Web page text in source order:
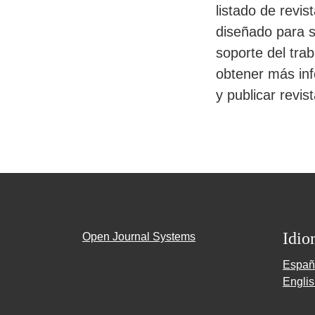
listado de
diseñado para
soporte del
obtener más
y publicar
Open Journal Systems